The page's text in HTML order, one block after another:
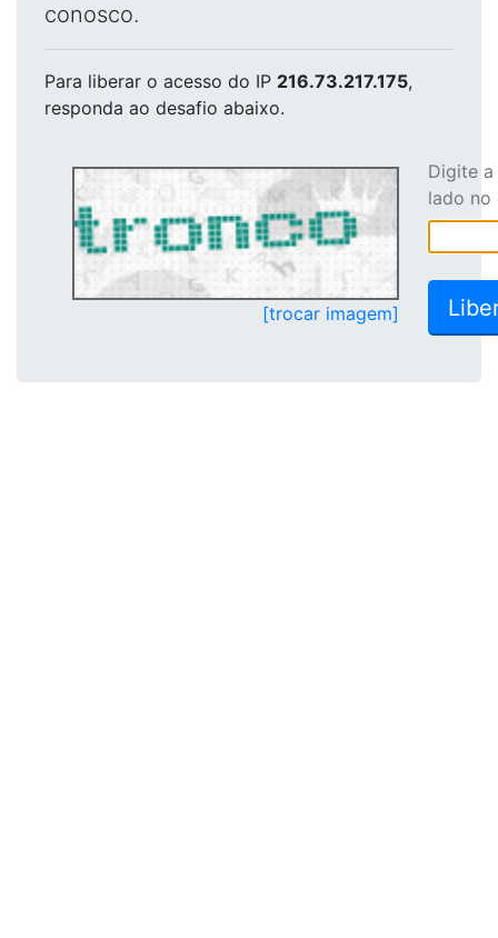
conosco.
Para liberar o acesso do IP 216.73.217.175,
responda ao desafio abaixo.
[trocar imagem]
Digite
lado no